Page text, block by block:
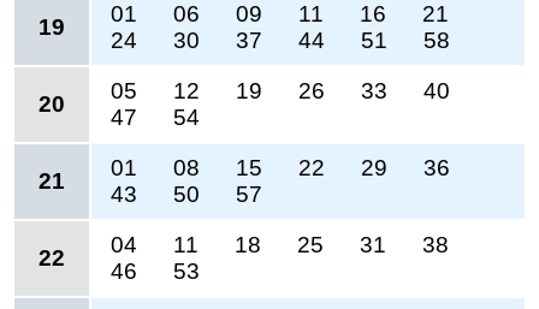
19
01 06 09 11 16
21
24
30 37 44 51 58
20
05 12 19 26 33
40
47
54
21
01 08 15 22 29
36
43
50 57
22
04 11 18 25 31
38
46
53